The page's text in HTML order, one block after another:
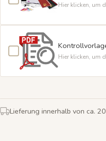
Hier klicken, um
Hier klicken, um
Lieferung innerhalb von ca.